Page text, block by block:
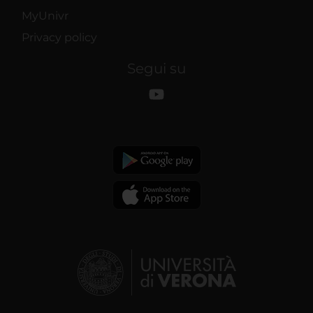
MyUnivr
Privacy policy
Segui su